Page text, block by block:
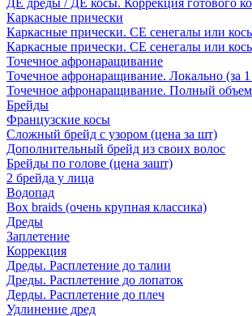
ДЕ дреды / ДЕ косы. Коррекция готового
Каркасные прически
Каркасные прически. СЕ сенегалы или
Каркасные прически. СЕ сенегалы или
Точечное афронаращивание
Точечное афронаращивание. Локально (за
Точечное афронаращивание. Полный объем
Брейды
Французские косы
Сложный брейд с узором (цена за шт)
Дополнительный брейд из своих волос
Брейды по голове (цена зашт)
2 брейда у лица
Водопад
Box braids (очень крупная классика)
Дреды
Заплетение
Коррекция
Дреды. Расплетение до талии
Дреды. Расплетение до лопаток
Дерды. Расплетение до плеч
Удлинение дред